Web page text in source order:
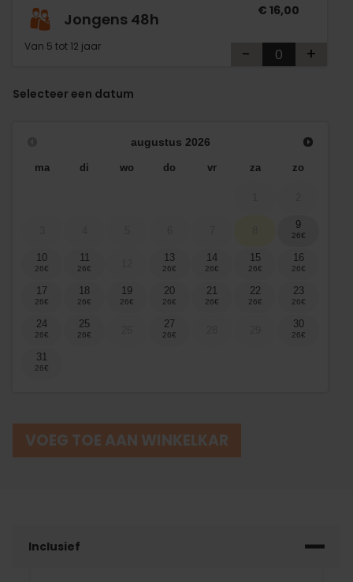
Jongens 48h
Van 5 tot 12 jaar
€ 16,00
- +
Selecteer een datum
augustus 2026
ma di wo do vr za zo
9
10 11 13 14 15 16
17 18 19 20 21 22 23
24 25 27 30
31
VOEG TOE AAN WINKELKAR
Inclusief